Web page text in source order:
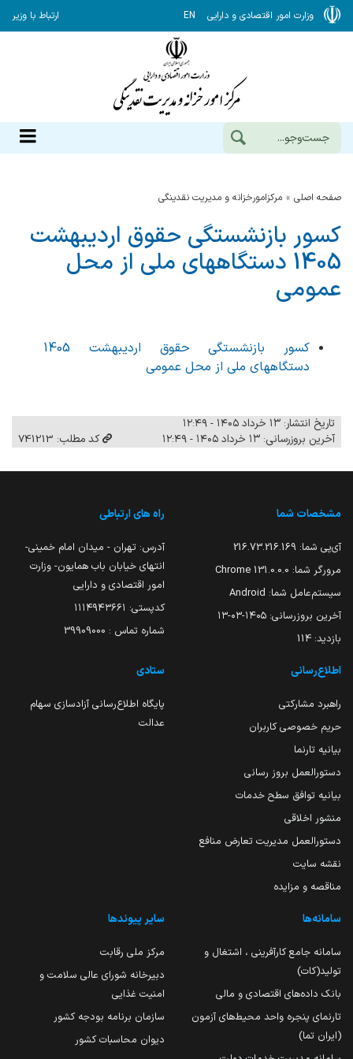
وزارت امور اقتصادی و دارایی EN ارتباط با وزیر
صفحه اصلی مرکزامورخزانه و مدیریت نقدینگی
کسور بازنشستگی حقوق اردیبهشت
1405 دستگاههای ملی از محل
عمومی
کسور بازنشستگی حقوق اردیبهشت 1405
دستگاههای ملی از محل عمومی
تاریخ انتشار: ۱۳ خرداد ۱۴۰۵ - ۱۲:۴۹
آخرین بروزرسانی: ۱۳ خرداد ۱۴۰۵ - ۱۲:۴۹
کد مطلب: 741213
مشخصات شما
آی‌پی شما: 216.73.216.169
مرورگر شما: 131.0.0.0 Chrome
سیستم‌عامل شما: Android
آخرین بروزرسانی: ۱۴۰۵-۰۳-۱۳
بازدید: 114
راه های ارتباطی
آدرس: تهران - میدان امام خمینی-
انتهای خیابان باب همایون- وزارت
امور اقتصادی و دارایی
کدپستی: ۱۱۱۴۹۴۳۶۶۱
شماره تماس : 39909000
اطلاع‌رسانی
راهبرد مشارکتی
حریم خصوصی کاربران
بیانیه تارنما
دستورالعمل بروز رسانی
بیانیه توافق سطح خدمات
منشور اخلاقی
دستورالعمل مدیریت تعارض منافع
نقشه سایت
مناقصه و مزایده
ستادی
پایگاه اطلاع‌رسانی آزادسازی سهام
عدالت
سامانه‌ها
سامانه جامع کارآفرینی ، اشتغال و
تولید(کات)
بانک داده‌های اقتصادی و مالی
تارنمای پنجره واحد محیط‌های آزمون
(ایران تما)
سایر پیوندها
مرکز ملی رقابت
دبیرخانه شورای عالی سلامت و
امنیت غذایی
سازمان برنامه بودجه کشور
دیوان محاسبات کشور